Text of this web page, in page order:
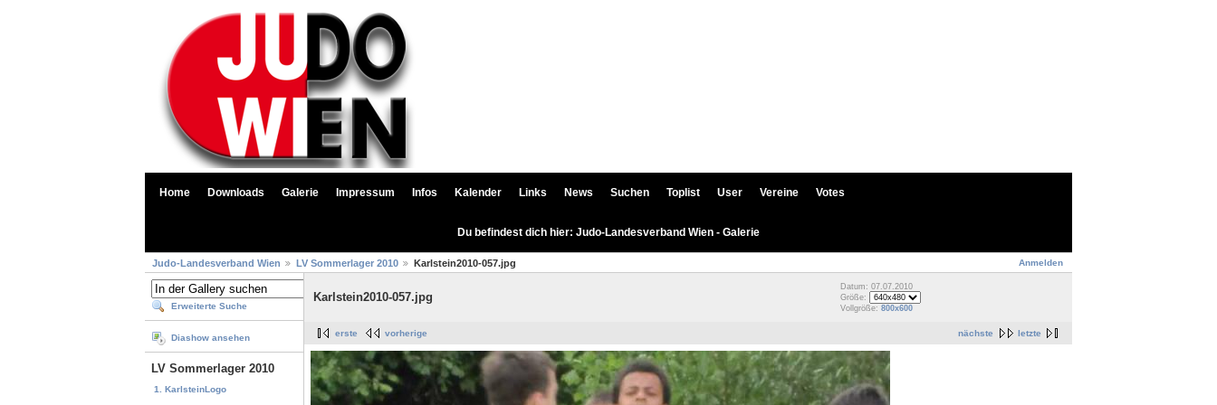
Home Downloads Galerie Impressum Infos Kalender Links News Suchen Toplist User Vereine Votes
Du befindest dich hier: Judo-Landesverband Wien - Galerie
Anmelden
Judo-Landesverband Wien LV Sommerlager 2010 Karlstein2010-057.jpg
Erweiterte Suche
Diashow ansehen
LV Sommerlager 2010
1. KarlsteinLogo
Karlstein2010-057.jpg
Datum: 07.07.2010
Größe:
Vollgröße: 800x600
nächste letzte
erste vorherige